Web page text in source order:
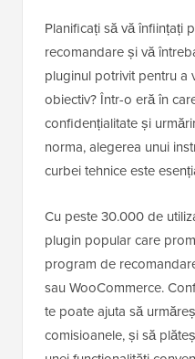
Planificați să vă înființați
recomandare și vă
pluginul potrivit pentru a
obiectiv? Într-o eră în
confidențialitate și
norma, alegerea unui
curbei tehnice este
Cu peste 30.000 de
plugin popular care
program de
sau WooCommerce.
te poate ajuta să
comisioanele, și să